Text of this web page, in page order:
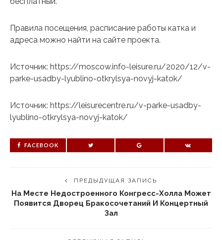
Правила посещения, расписание работы катка и
адреса можно найти на сайте проекта.
Источник: https://moscow.info-leisure.ru/2020/12/v-
parke-usadby-lyublino-otkrylsya-novyj-katok/
Источник: https://leisurecentre.ru/v-parke-usadby-
lyublino-otkrylsya-novyj-katok/
FACEBOOK
ПРЕДЫДУЩАЯ ЗАПИСЬ
На Месте Недостроенного Конгресс-Холла Может
Появится Дворец Бракосочетаний И Концертный
Зал